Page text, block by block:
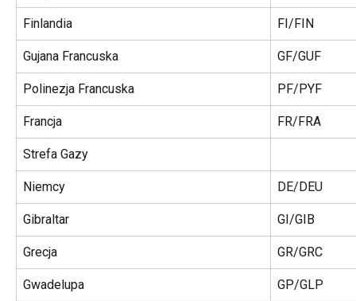
Finlandia FI/FIN
Gujana Francuska GF/GUF
Polinezja Francuska PF/PYF
Francja FR/FRA
Strefa Gazy
Niemcy DE/DEU
Gibraltar GI/GIB
Grecja GR/GRC
Gwadelupa GP/GLP